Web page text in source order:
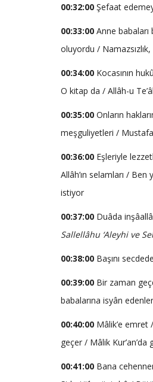
00:32:00 Şefaat
00:33:00 Anne babaları
oluyordu /
00:34:00 Kocasının
O kitap da / Allâh-u
00:35:00 Onların
meşguliyetleri / Mustafa
00:36:00 Eşleriyle
Allâh’ın selamları /
istiyor
00:37:00 Duâda
Sallellâhu ‘Aleyhi ve
00:38:00 Başını
00:39:00 Bir zaman
babalarına isyân
00:40:00 Mâlik’e
geçer / Mâlik Kur’an’da
00:41:00 Bana